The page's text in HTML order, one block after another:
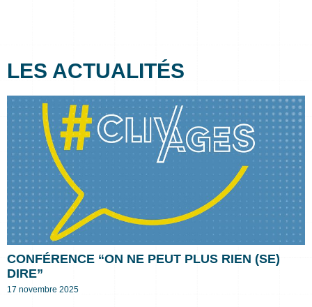
LES ACTUALITÉS
CONFÉRENCE “ON NE PEUT PLUS RIEN (SE)
DIRE”
17 novembre 2025